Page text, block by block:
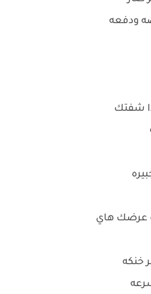
ودفعه
شفتك
عرضك هاي
خنكه